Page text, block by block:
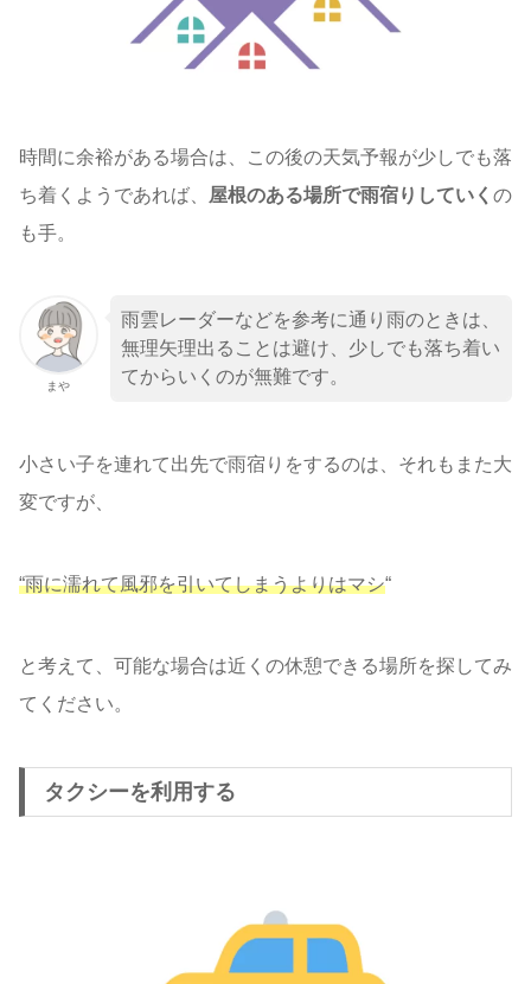
時間に余裕がある場合は、この後の天気予報が少しでも落
ち着くようであれば、
屋根のある場所で雨宿りしていく の
も手。
まや
雨雲レーダーなどを参考に通り雨のときは、
無理矢理出ることは避け、少しでも落ち着い
てからいくのが無難です。
小さい子を連れて出先で雨宿りをするのは、それもまた大
変ですが、
“雨に濡れて風邪を引いてしまうよりはマシ“
と考えて、可能な場合は近くの休憩できる場所を探してみ
てください。
タクシーを利用する